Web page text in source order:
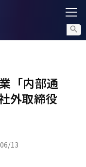
調査
「内部通
外取締役
13